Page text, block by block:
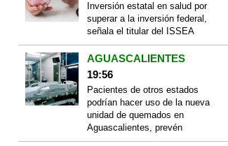
Inversión estatal en salud por
superar a la inversión federal,
señala el titular del ISSEA
AGUASCALIENTES
19:56
Pacientes de otros estados
podrían hacer uso de la nueva
unidad de quemados en
Aguascalientes, prevén